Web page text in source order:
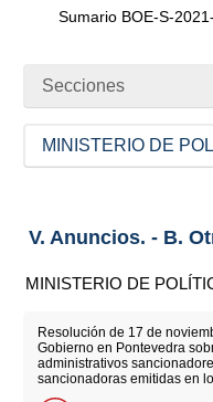
Sumario BOE-S-
Secciones
MINISTERIO DE
V. Anuncios. - B.
MINISTERIO DE
Resolución de 17 de
Gobierno en Pontevedra
administrativos
sancionadoras emitidas en